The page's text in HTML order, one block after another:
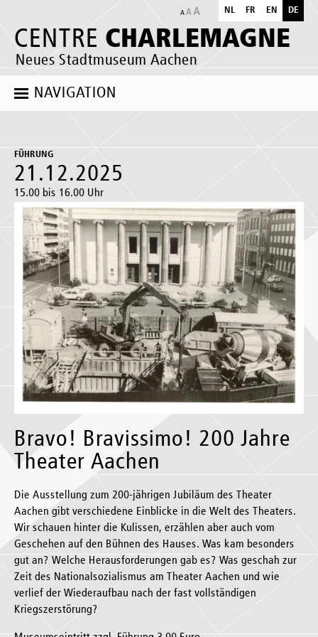
CENTRE CHARLEMAGNE
Neues Stadtmuseum Aachen
NL FR EN DE
NAVIGATION
FÜHRUNG
21.12.2025
15.00 bis 16.00 Uhr
Bravo! Bravissimo! 200 Jahre
Theater Aachen
Die Ausstellung zum 200-jährigen Jubiläum des Theater
Aachen gibt verschiedene Einblicke in die Welt des Theaters.
Wir schauen hinter die Kulissen, erzählen aber auch vom
Geschehen auf den Bühnen des Hauses. Was kam besonders
gut an? Welche Herausforderungen gab es? Was geschah zur
Zeit des Nationalsozialismus am Theater Aachen und wie
verlief der Wiederaufbau nach der fast vollständigen
Kriegszerstörung?